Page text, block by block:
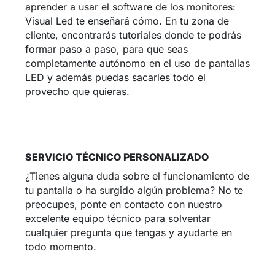
aprender a usar el software de los monitores:
Visual Led te enseñará cómo. En tu zona de
cliente, encontrarás tutoriales donde te podrás
formar paso a paso, para que seas
completamente autónomo en el uso de pantallas
LED y además puedas sacarles todo el
provecho que quieras.
SERVICIO TÉCNICO PERSONALIZADO
¿Tienes alguna duda sobre el funcionamiento de
tu pantalla o ha surgido algún problema? No te
preocupes, ponte en contacto con nuestro
excelente equipo técnico para solventar
cualquier pregunta que tengas y ayudarte en
todo momento.